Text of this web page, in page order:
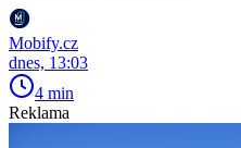
Mobify.cz
dnes, 13:03
4 min
Reklama